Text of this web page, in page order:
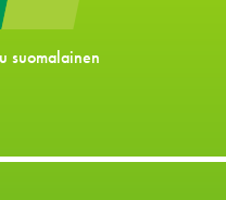
suomalainen